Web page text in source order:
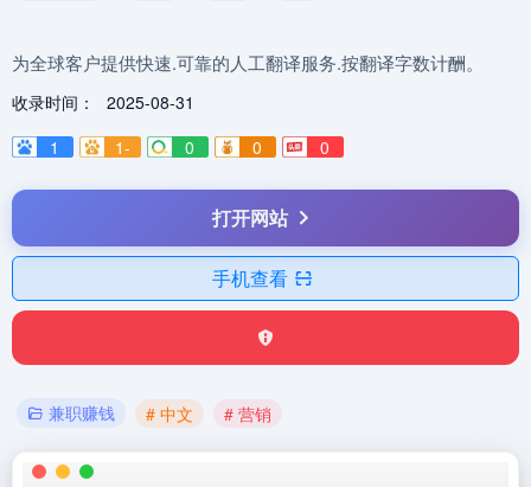
为全球客户提供快速.可靠的人工翻译服务.按翻译字数计酬。
收录时间：
2025-08-31
1
1- 0 0 0
打开网站
手机查看
兼职赚钱 # 中文 # 营销